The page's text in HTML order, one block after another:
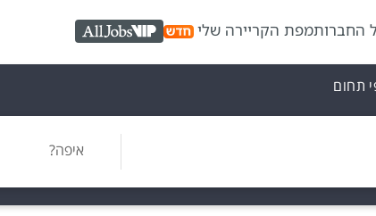
החברותמפת הקריירה שלי AllJobs VIP
תחום
איפה?